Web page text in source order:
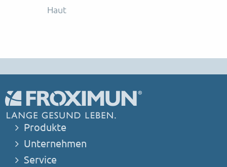
Haut
Produkte
Unternehmen
Service